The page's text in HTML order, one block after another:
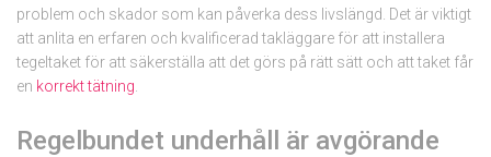
problem och skador som kan påverka dess livslängd. Det är viktigt
att anlita en erfaren och kvalificerad takläggare för att installera
tegeltaket för att säkerställa att det görs på rätt sätt och att taket får
en korrekt tätning
Regelbundet underhåll är avgörande